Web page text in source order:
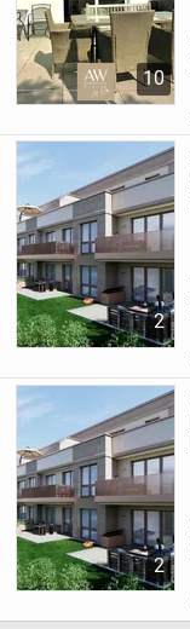
10
2
2